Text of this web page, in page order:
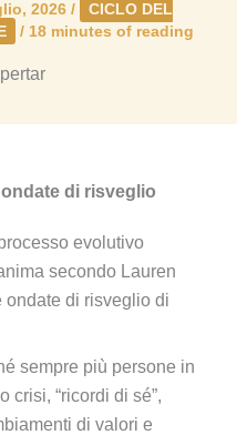
2026 /
CICLO DEL
/ 18 minutes of reading
di risveglio
evolutivo
secondo Lauren
ondate di risveglio di
sempre più persone in
crisi, “ricordi di sé”,
di valori e